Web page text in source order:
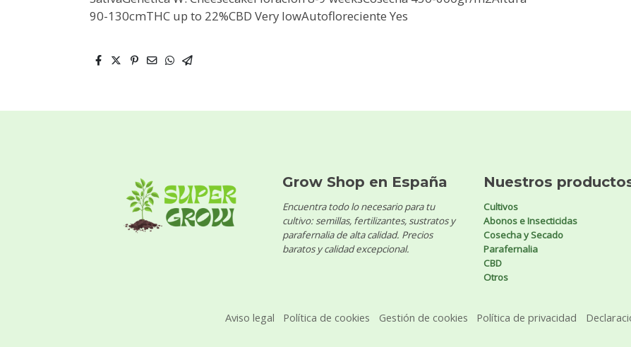
90-130cmTHC up to 22%CBD Very lowAutofloreciente Yes
Grow Shop en España
Encuentra todo lo necesario para tu
cultivo: semillas, fertilizantes, sustratos y
parafernalia de alta calidad. Precios
baratos y calidad excepcional.
Nuestros
Cultivos
Abonos e Insecticidas
Cosecha y Secado
Parafernalia
CBD
Otros
Aviso legal Política de cookies Gestión de cookies Política de privacidad